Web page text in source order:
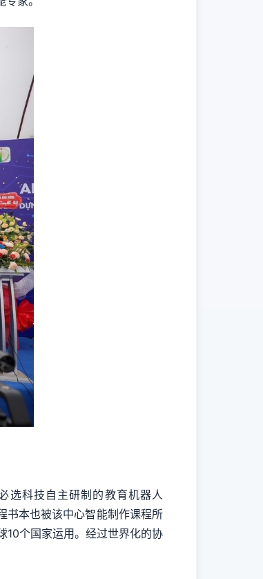
选科技自主研制的教育机器人
书本也被该中心智能制作课程所
10个国家运用。经过世界化的协